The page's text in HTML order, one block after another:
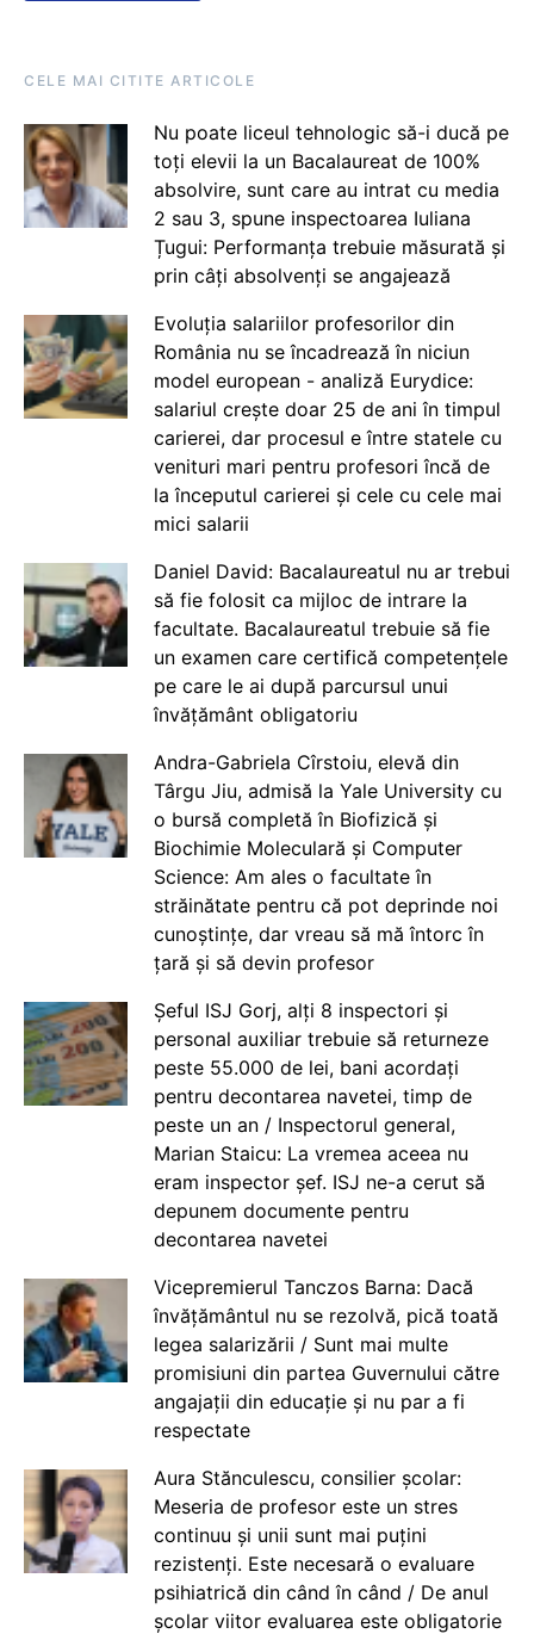
CELE MAI CITITE ARTICOLE
Nu poate liceul tehnologic să-i ducă pe
toți elevii la un Bacalaureat de 100%
absolvire, sunt care au intrat cu media
2 sau 3, spune inspectoarea Iuliana
Țugui: Performanța trebuie măsurată și
prin câți absolvenți se angajează
Evoluția salariilor profesorilor din
România nu se încadrează în niciun
model european - analiză Eurydice:
salariul crește doar 25 de ani în timpul
carierei, dar procesul e între statele cu
venituri mari pentru profesori încă de
la începutul carierei și cele cu cele mai
mici salarii
Daniel David: Bacalaureatul nu ar trebui
să fie folosit ca mijloc de intrare la
facultate. Bacalaureatul trebuie să fie
un examen care certifică competențele
pe care le ai după parcursul unui
învățământ obligatoriu
Andra-Gabriela Cîrstoiu, elevă din
Târgu Jiu, admisă la Yale University cu
o bursă completă în Biofizică și
Biochimie Moleculară și Computer
Science: Am ales o facultate în
străinătate pentru că pot deprinde noi
cunoștințe, dar vreau să mă întorc în
țară și să devin profesor
Șeful ISJ Gorj, alți 8 inspectori și
personal auxiliar trebuie să returneze
peste 55.000 de lei, bani acordați
pentru decontarea navetei, timp de
peste un an / Inspectorul general,
Marian Staicu: La vremea aceea nu
eram inspector șef. ISJ ne-a cerut să
depunem documente pentru
decontarea navetei
Vicepremierul Tanczos Barna: Dacă
învățământul nu se rezolvă, pică toată
legea salarizării / Sunt mai multe
promisiuni din partea Guvernului către
angajații din educație și nu par a fi
respectate
Aura Stănculescu, consilier școlar:
Meseria de profesor este un stres
continuu și unii sunt mai puțini
rezistenți. Este necesară o evaluare
psihiatrică din când în când / De anul
școlar viitor evaluarea este obligatorie